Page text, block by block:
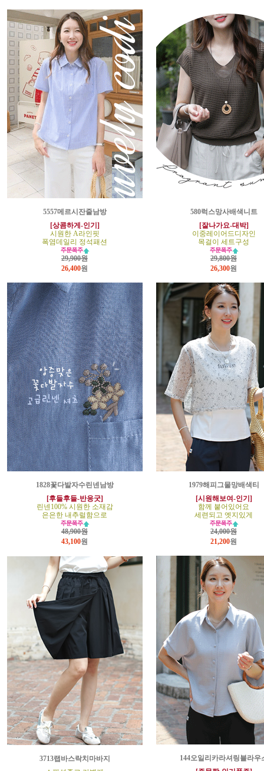
5557메르시잔줄남방
[상콤하게-인기]
시원한 A라인핏
폭염데일리 정석패션
29,900원
26,400원
580럭스망사배색니트
[잘나가요-대박]
이중레이어드디자인
목걸이 세트구성
29,800원
26,300원
1828꽃다발자수린넨남방
[후들후들-반응굿]
린넨100% 시원한 소재감
은은한 내추럴함으로
48,900원
43,100원
1979해피그물망배색티
[시원해보여-인기]
함께 붙어있어요
세련되고 엣지있게
24,000원
21,200원
3713랩바스락치마바지
144오일리카라셔링블라우